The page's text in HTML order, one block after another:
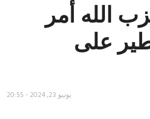
الله أمر
على
يونيو 23, 2024 - 20:55